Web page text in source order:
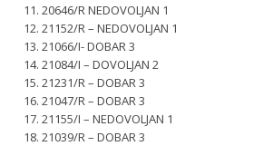
20646/R NEDOVOLJAN 1
21152/R – NEDOVOLJAN 1
21066/I- DOBAR 3
21084/I – DOVOLJAN 2
21231/R – DOBAR 3
21047/R – DOBAR 3
21155/I – NEDOVOLJAN 1
21039/R – DOBAR 3